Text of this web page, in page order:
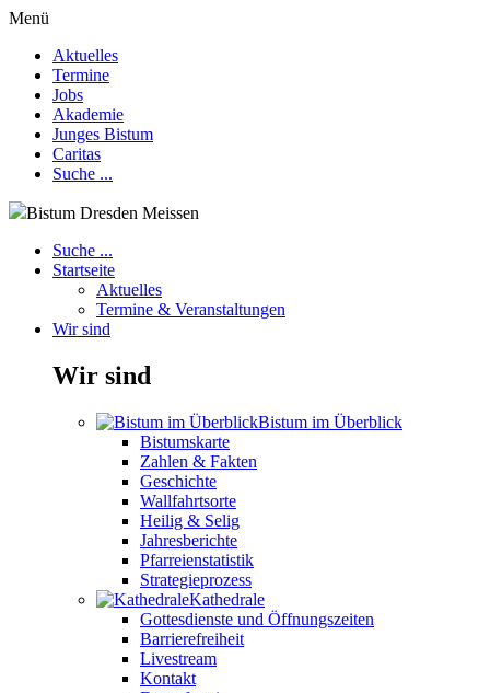
Menü
Aktuelles
Termine
Jobs
Akademie
Junges Bistum
Caritas
Suche ...
Bistum Dresden Meissen
Suche ...
Startseite
Aktuelles
Termine & Veranstaltungen
Wir sind
Wir sind
Bistum im Überblick
Bistumskarte
Zahlen & Fakten
Geschichte
Wallfahrtsorte
Heilig & Selig
Jahresberichte
Pfarreienstatistik
Strategieprozess
Kathedrale
Gottesdienste und Öffnungszeiten
Barrierefreiheit
Livestream
Kontakt